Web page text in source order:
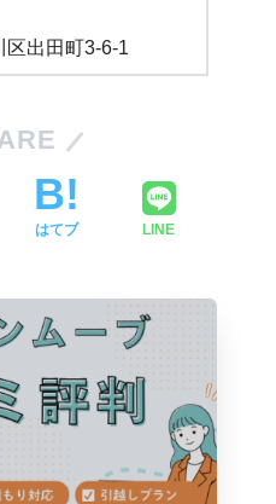
区出田町3-6-1
はてブ LINE